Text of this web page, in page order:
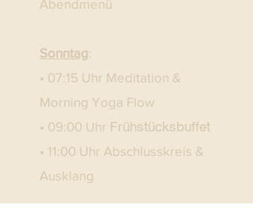
Abendmenü
Sonntag:
• 07:15 Uhr Meditation &
Morning Yoga Flow
• 09:00 Uhr Frühstücksbuffet
• 11:00 Uhr Abschlusskreis &
Ausklang